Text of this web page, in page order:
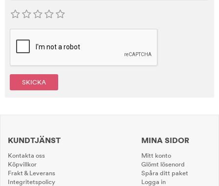
SKICKA
KUNDTJÄNST
Kontakta oss
Köpvillkor
Frakt & Leverans
Integritetspolicy
MINA SIDOR
Mitt konto
Glömt lösenord
Spåra ditt paket
Logga in